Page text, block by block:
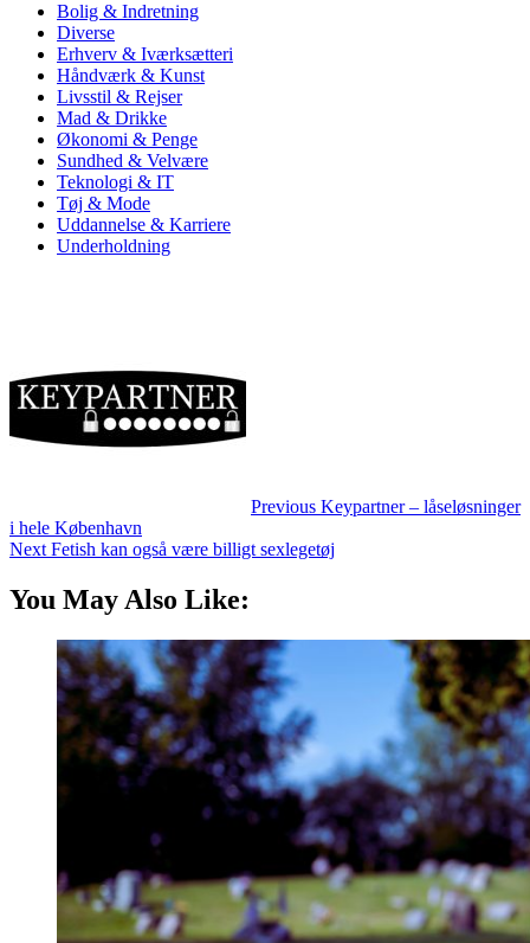
Bolig & Indretning
Diverse
Erhverv & Iværksætteri
Håndværk & Kunst
Livsstil & Rejser
Mad & Drikke
Økonomi & Penge
Sundhed & Velvære
Teknologi & IT
Tøj & Mode
Uddannelse & Karriere
Underholdning
Previous Keypartner – låseløsninger
i hele København
Next Fetish kan også være billigt sexlegetøj
You May Also Like: